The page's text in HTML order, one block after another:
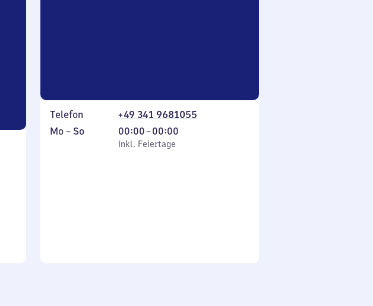
Telefon
+49 341 9681055
Montag
Mo – So,
inkl. Feiertage
00:00–00:00
Von
0
inkl. Feiertage